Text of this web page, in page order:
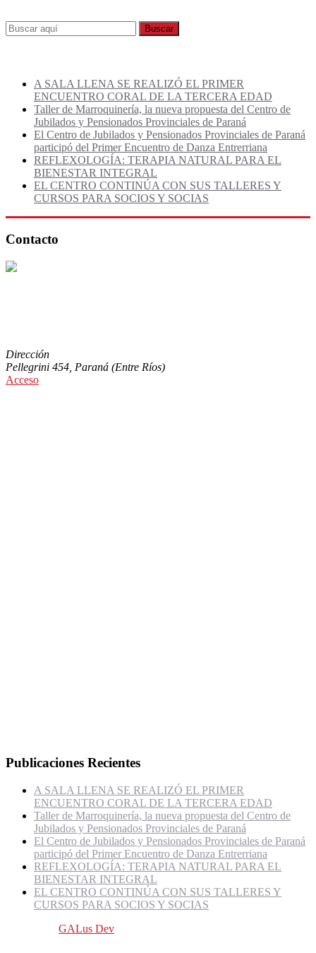
A SALA LLENA SE REALIZÓ EL PRIMER
ENCUENTRO CORAL DE LA TERCERA EDAD
Taller de Marroquinería, la nueva propuesta del Centro de
Jubilados y Pensionados Provinciales de Paraná
El Centro de Jubilados y Pensionados Provinciales de Paraná
participó del Primer Encuentro de Danza Entrerriana
REFLEXOLOGÍA: TERAPIA NATURAL PARA EL
BIENESTAR INTEGRAL
EL CENTRO CONTINÚA CON SUS TALLERES Y
CURSOS PARA SOCIOS Y SOCIAS
Contacto
Dirección
Pellegrini 454, Paraná (Entre Ríos)
Acceso
Publicaciones Recientes
A SALA LLENA SE REALIZÓ EL PRIMER
ENCUENTRO CORAL DE LA TERCERA EDAD
Taller de Marroquinería, la nueva propuesta del Centro de
Jubilados y Pensionados Provinciales de Paraná
El Centro de Jubilados y Pensionados Provinciales de Paraná
participó del Primer Encuentro de Danza Entrerriana
REFLEXOLOGÍA: TERAPIA NATURAL PARA EL
BIENESTAR INTEGRAL
EL CENTRO CONTINÚA CON SUS TALLERES Y
CURSOS PARA SOCIOS Y SOCIAS
GALus Dev